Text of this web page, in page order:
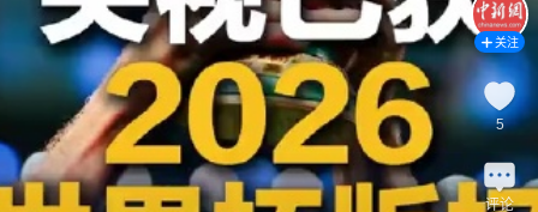
关注
5
评论